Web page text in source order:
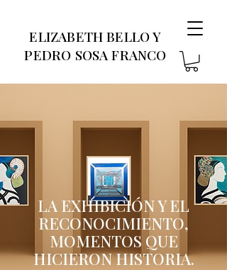
ELIZABETH BELLO Y
PEDRO SOSA FRANCO
LA EXHIBICIÓN Y EL
RECONOCIMIENTO,
MOMENTOS QUE
HICIERON HISTORIA.